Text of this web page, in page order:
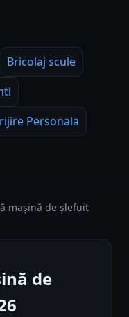
Bricolaj scule
Personala
mașină de șlefuit
de